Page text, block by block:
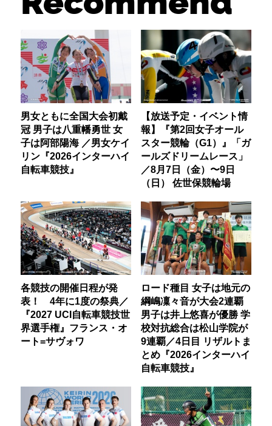
男女ともに全国大会初戴
冠 男子は八重幡勇世 女
子は阿部陽海 ／男女ケイ
リン『2026インターハイ
自転車競技』
【放送予定・イベント情
報】『第2回女子オール
スター競輪（G1）』「ガ
ールズドリームレース」
／8月7日（金）〜9日
（日） 佐世保競輪場
各競技の開催日程が発
表！ 4年に1度の祭典／
『2027 UCI自転車競技世
界選手権』フランス・オ
ート=サヴォワ
ロード種目 女子は地元の
綱嶋凜々音が大会2連覇
男子は井上悠喜が優勝 学
校対抗総合は松山学院が
9連覇／4日目 リザルトま
とめ『2026インターハイ
自転車競技』